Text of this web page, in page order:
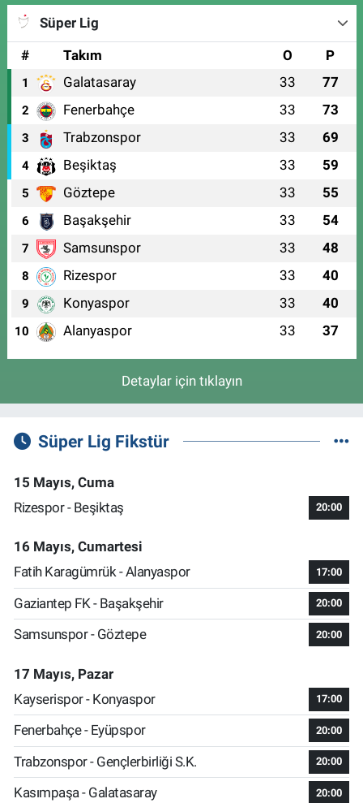
Süper Lig
#
Takım O P
1 Galatasaray 33 77
2 Fenerbahçe 33 73
3 Trabzonspor 33 69
4 Beşiktaş 33 59
5 Göztepe 33 55
6 Başakşehir 33 54
7 Samsunspor 33 48
8 Rizespor 33 40
9 Konyaspor 33 40
10 Alanyaspor 33 37
Detaylar için tıklayın
Süper Lig Fikstür
15 Mayıs, Cuma
Rizespor - Beşiktaş
20:00
16 Mayıs, Cumartesi
Fatih Karagümrük - Alanyaspor
17:00
Gaziantep FK - Başakşehir 20:00
Samsunspor - Göztepe 20:00
17 Mayıs, Pazar
Kayserispor - Konyaspor
17:00
Fenerbahçe - Eyüpspor 20:00
Trabzonspor - Gençlerbirliği S.K. 20:00
Kasımpaşa - Galatasaray 20:00